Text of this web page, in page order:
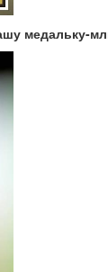
медальку-